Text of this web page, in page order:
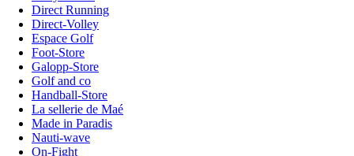
Direct Running
Direct-Volley
Espace Golf
Foot-Store
Galopp-Store
Golf and co
Handball-Store
La sellerie de Maé
Made in Paradis
Nauti-wave
On-Fight